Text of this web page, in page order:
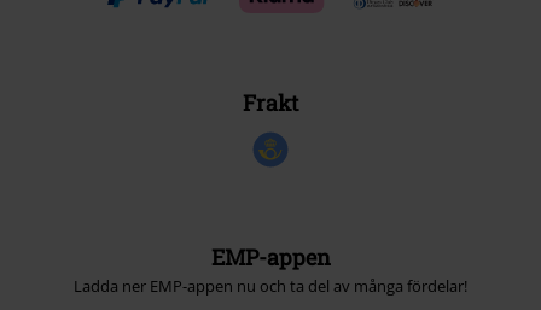
Frakt
EMP-appen
Ladda ner EMP-appen nu och ta del av många fördelar!